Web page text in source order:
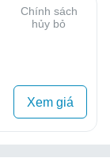
Chính sách
hủy bỏ
Xem giá